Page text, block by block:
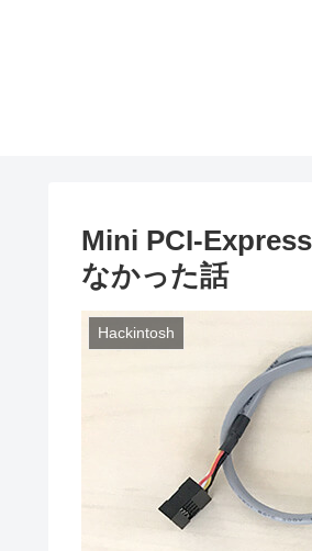
Mini PCI-
なかった話
Hackintosh